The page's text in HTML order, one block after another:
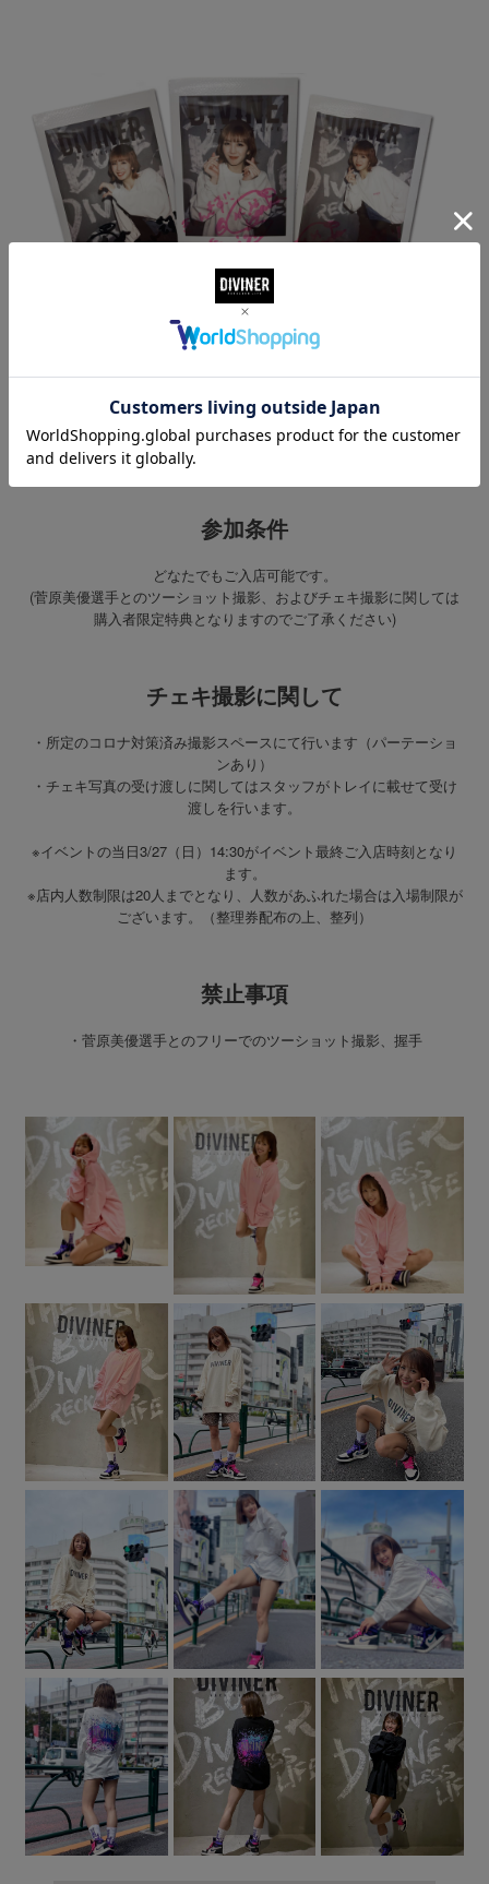
イベント開催中（13時～15時）に商品をご購入いただかなくても、
スタッフにレシートをご提示の上、菅原美優選手と写真撮影を行っ
ていただけます。
参加条件
どなたでもご入店可能です。
(菅原美優選手とのツーショット撮影、およびチェキ撮影に関しては
購入者限定特典となりますのでご了承ください)
チェキ撮影に関して
・所定のコロナ対策済み撮影スペースにて行います（パーテーショ
ンあり）
・チェキ写真の受け渡しに関してはスタッフがトレイに載せて受け
渡しを行います。
※イベントの当日3/27（日）14:30がイベント最終ご入店時刻となり
ます。
※店内人数制限は20人までとなり、人数があふれた場合は入場制限が
ございます。（整理券配布の上、整列）
禁止事項
・菅原美優選手とのフリーでのツーショット撮影、握手